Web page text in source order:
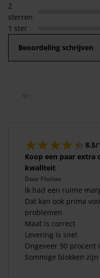
2
sterren
1 ster
Beoordeling schrijven
8.5/
Koop een paar extra
kwaliteit
Door Florian
Ik had een ruime
Dat kan ook prima
problemen
Maat is correct
Levering is snel
Ongeveer 90 procent
Sommige blokken